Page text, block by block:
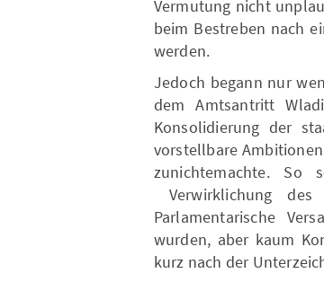
Vermutung nicht
beim Bestreben nach
werden.
Jedoch begann nur
dem Amtsantritt
Konsolidierung der
vorstellbare
zunichtemachte. So
Verwirklichung
Parlamentarische
wurden, aber kaum
kurz nach der